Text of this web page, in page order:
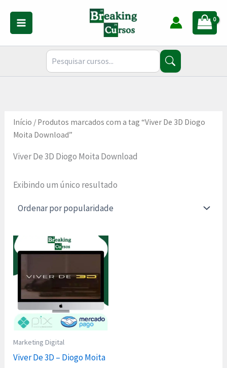
conteúdo
Início / Produtos marcados com a tag “Viver De 3D Diogo
Moita Download”
Viver De 3D Diogo Moita Download
Exibindo um único resultado
Marketing Digital
Viver De 3D – Diogo Moita